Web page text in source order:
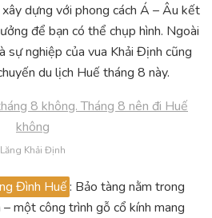
dựng với phong cách Á – Âu kết
để bạn có thể chụp hình. Ngoài
sự nghiệp của vua Khải Định cũng
du lịch Huế tháng 8 này.
Lăng Khải Định
Đình Huế: Bảo tàng nằm trong
một công trình gỗ cổ kính mang